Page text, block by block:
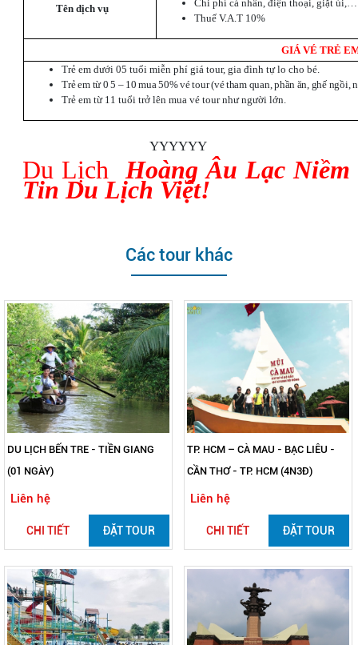
Tên dịch vụ
Chi phí cá nhân, điện thoại, giặt ủi,…
Thuế V.A.T 10%
GIÁ VÉ TRẺ
Trẻ em dưới 05 tuổi miễn phí giá tour, gia đình tự lo cho bé.
Trẻ em từ 0 5 – 10 mua 50% vé tour (vé tham quan, phần ăn, ghế ngồi,
Trẻ em từ 11 tuổi trở lên mua vé tour như người lớn.
YYYYYY
Du Lịch Hoàng Âu Lạc Niềm
Tin Du Lịch Việt!
Các tour khác
DU LỊCH BẾN TRE - TIỀN GIANG
(01 NGÀY)
Liên hệ
CHI TIẾT ĐẶT TOUR
TP. HCM – CÀ MAU - BẠC LIÊU -
CẦN THƠ - TP. HCM (4N3Đ)
Liên hệ
CHI TIẾT ĐẶT TOUR